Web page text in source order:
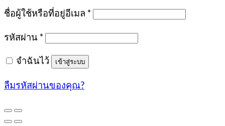
ชื่อผู้ใช้หรือที่อยู่อีเมล *
รหัสผ่าน *
จำฉันไว้ เข้าสู่ระบบ
ลืมรหัสผ่านของคุณ?